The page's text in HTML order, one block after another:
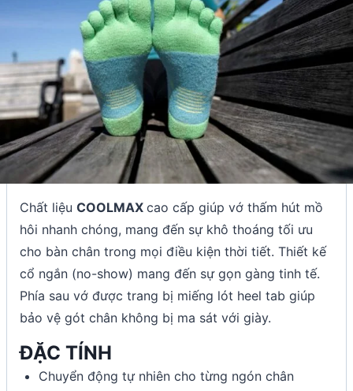
Chất liệu COOLMAX cao cấp giúp vớ thấm hút mồ
hôi nhanh chóng, mang đến sự khô thoáng tối ưu
cho bàn chân trong mọi điều kiện thời tiết. Thiết kế
cổ ngắn (no-show) mang đến sự gọn gàng tinh tế.
Phía sau vớ được trang bị miếng lót heel tab giúp
bảo vệ gót chân không bị ma sát với giày.
ĐẶC TÍNH
Chuyển động tự nhiên cho từng ngón chân